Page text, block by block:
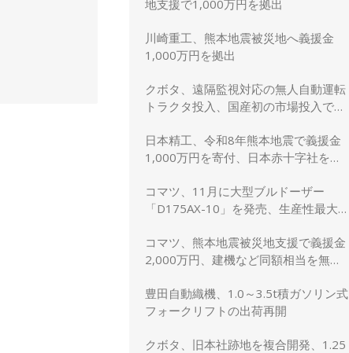
地支援で1,000万円を拠出
川崎重工、熊本地震被災地へ義援金
1,000万円を拠出
クボタ、遠隔監視対応の無人自動運転
トラクタ投入、国産初の市場投入でス
日本精工、令和8年熊本地震で義援金
1,000万円を寄付、日本赤十字社を通
コマツ、11月に大型ブルドーザー
「D175AX-10」を発売、生産性最大
コマツ、熊本地震被災地支援で義援金
2,000万円、建機など同額相当を無償
豊田自動織機、1.0～3.5t積ガソリン式
フォークリフトの出荷再開
クボタ、旧本社跡地を複合開発、1.25